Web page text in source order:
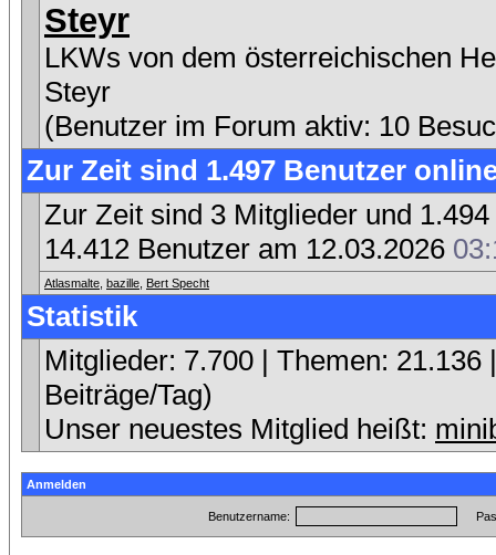
Steyr
LKWs von dem österreichischen
Steyr
(Benutzer im Forum aktiv: 10
Zur Zeit sind 1.497 Benutzer
Zur Zeit sind 3 Mitglieder und
14.412 Benutzer am 12.03.2026
Atlasmalte bazille Bert Specht
Statistik
Mitglieder: 7.700 | Themen:
Beiträge/Tag)
Unser neuestes Mitglied heißt:
Anmelden
Benutzername: